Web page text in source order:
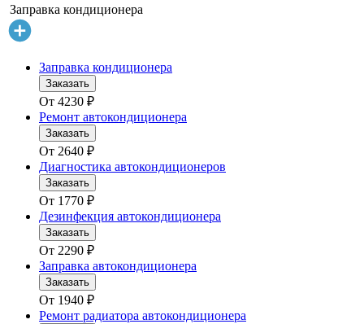
Заправка кондиционера
Заправка кондиционера
Заказать
От 4230 ₽
Ремонт автокондиционера
Заказать
От 2640 ₽
Диагностика автокондиционеров
Заказать
От 1770 ₽
Дезинфекция автокондиционера
Заказать
От 2290 ₽
Заправка автокондиционера
Заказать
От 1940 ₽
Ремонт радиатора автокондиционера